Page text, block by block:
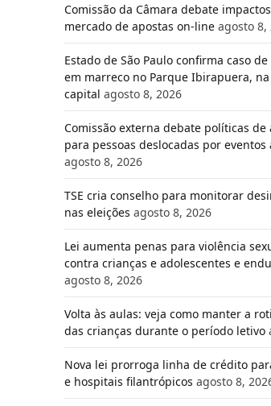
Comissão da Câmara debate
mercado de apostas on-line agosto 8,
Estado de São Paulo confirma caso
em marreco no Parque Ibirapuera, na
capital agosto 8, 2026
Comissão externa debate políticas
para pessoas deslocadas por
agosto 8, 2026
TSE cria conselho para monitorar
nas eleições agosto 8, 2026
Lei aumenta penas para violência
contra crianças e adolescentes e
agosto 8, 2026
Volta às aulas: veja como manter a
das crianças durante o período letivo
Nova lei prorroga linha de crédito
e hospitais filantrópicos agosto 8,